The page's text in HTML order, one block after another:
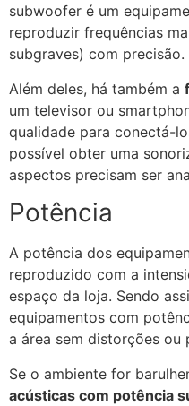
subwoofer é um
reproduzir frequências
subgraves) com precisão.
Além deles, há também a
um televisor ou
qualidade para conectá-
possível obter uma
aspectos precisam ser
Potência
A potência dos
reproduzido com a
espaço da loja. Sendo
equipamentos com
a área sem distorções ou
Se o ambiente for
acústicas com potência